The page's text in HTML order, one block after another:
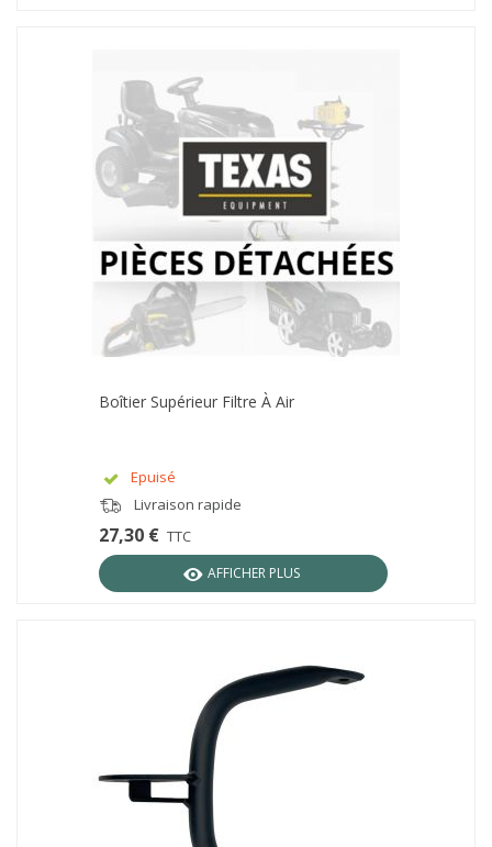
Boîtier Supérieur Filtre À Air
Epuisé
Livraison rapide
27,30 € TTC
AFFICHER PLUS